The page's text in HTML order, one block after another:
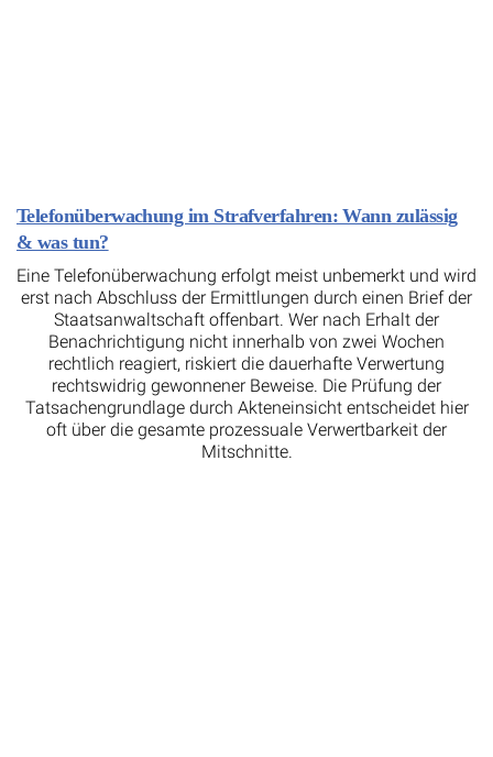
Telefonüberwachung im Strafverfahren: Wann zulässig
& was tun?
Eine Telefonüberwachung erfolgt meist unbemerkt und wird
erst nach Abschluss der Ermittlungen durch einen Brief der
Staatsanwaltschaft offenbart. Wer nach Erhalt der
Benachrichtigung nicht innerhalb von zwei Wochen
rechtlich reagiert, riskiert die dauerhafte Verwertung
rechtswidrig gewonnener Beweise. Die Prüfung der
Tatsachengrundlage durch Akteneinsicht entscheidet hier
oft über die gesamte prozessuale Verwertbarkeit der
Mitschnitte.